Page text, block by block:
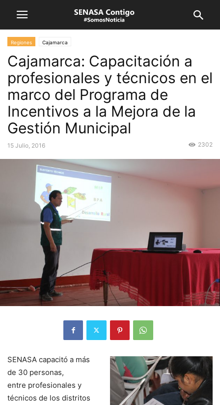
Regiones Cajamarca
Cajamarca: Capacitación a
profesionales y técnicos en el
marco del Programa de
Incentivos a la Mejora de la
Gestión Municipal
15 Julio, 2016 2302
SENASA capacitó a más
de 30 personas,
entre profesionales y
técnicos de los distritos